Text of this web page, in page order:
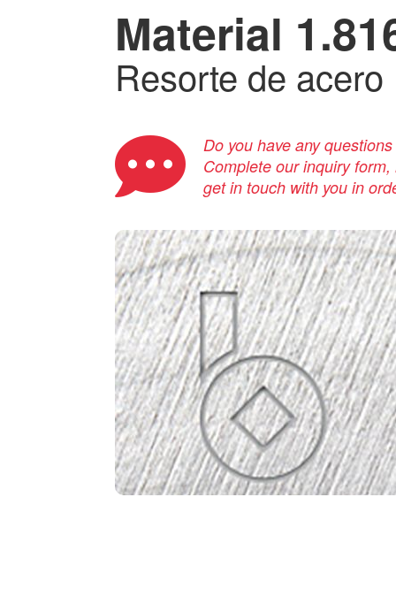
Material
Resorte de acero
Do you have any
Complete our inquiry
get in touch with you in